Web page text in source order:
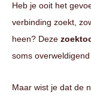
Heb je ooit het
verbinding zoekt,
heen? Deze
soms overweldigend
Maar wist je dat de